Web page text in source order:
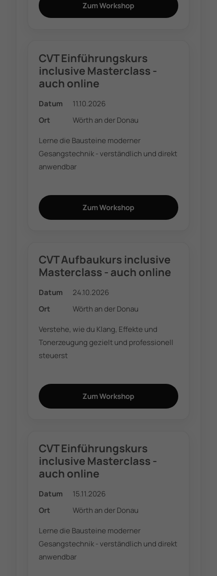
Zum Workshop
CVT Einführungskurs
inclusive Masterclass -
auch online
Datum
11.10.2026
Ort
Wörth an der Donau
Lerne die Bausteine moderner
Gesangstechnik - verständlich und direkt
anwendbar
Zum Workshop
CVT Aufbaukurs inclusive
Masterclass - auch online
Datum
24.10.2026
Ort
Wörth an der Donau
Verstehe, wie du Klang, Effekte und
Tonerzeugung gezielt und professionell
steuerst
Zum Workshop
CVT Einführungskurs
inclusive Masterclass -
auch online
Datum
15.11.2026
Ort
Wörth an der Donau
Lerne die Bausteine moderner
Gesangstechnik - verständlich und direkt
anwendbar